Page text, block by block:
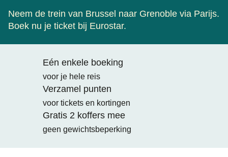
Neem de trein van Brussel naar Grenoble via Parijs.
Boek nu je ticket bij Eurostar.
Eén enkele boeking
voor je hele reis
Verzamel punten
voor tickets en kortingen
Gratis 2 koffers mee
geen gewichtsbeperking